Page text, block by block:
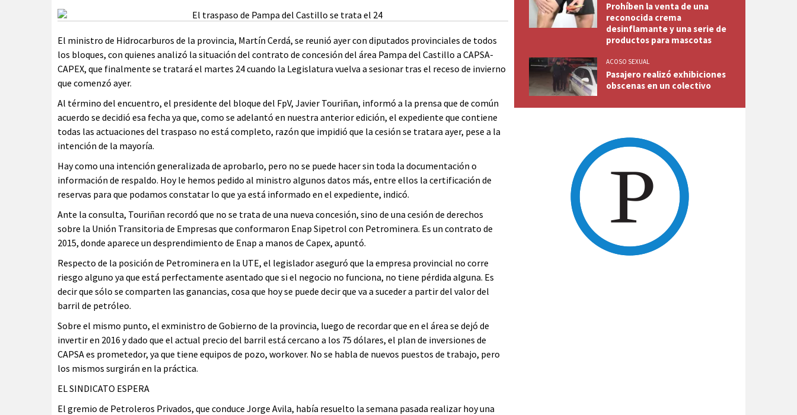
El ministro de Hidrocarburos de la provincia, Martín Cerdá, se reunió ayer con diputados provinciales de todos
los bloques, con quienes analizó la situación del contrato de concesión del área Pampa del Castillo a CAPSA-
CAPEX, que finalmente se tratará el martes 24 cuando la Legislatura vuelva a sesionar tras el receso de invierno
que comenzó ayer.
Al término del encuentro, el presidente del bloque del FpV, Javier Touriñan, informó a la prensa que de común
acuerdo se decidió esa fecha ya que, como se adelantó en nuestra anterior edición, el expediente que contiene
todas las actuaciones del traspaso no está completo, razón que impidió que la cesión se tratara ayer, pese a la
intención de la mayoría.
Hay como una intención generalizada de aprobarlo, pero no se puede hacer sin toda la documentación o
información de respaldo. Hoy le hemos pedido al ministro algunos datos más, entre ellos la certificación de
reservas para que podamos constatar lo que ya está informado en el expediente, indicó.
Ante la consulta, Touriñan recordó que no se trata de una nueva concesión, sino de una cesión de derechos
sobre la Unión Transitoria de Empresas que conformaron Enap Sipetrol con Petrominera. Es un contrato de
2015, donde aparece un desprendimiento de Enap a manos de Capex, apuntó.
Respecto de la posición de Petrominera en la UTE, el legislador aseguró que la empresa provincial no corre
riesgo alguno ya que está perfectamente asentado que si el negocio no funciona, no tiene pérdida alguna. Es
decir que sólo se comparten las ganancias, cosa que hoy se puede decir que va a suceder a partir del valor del
barril de petróleo.
Sobre el mismo punto, el exministro de Gobierno de la provincia, luego de recordar que en el área se dejó de
invertir en 2016 y dado que el actual precio del barril está cercano a los 75 dólares, el plan de inversiones de
CAPSA es prometedor, ya que tiene equipos de pozo, workover. No se habla de nuevos puestos de trabajo, pero
los mismos surgirán en la práctica.
EL SINDICATO ESPERA
El gremio de Petroleros Privados, que conduce Jorge Avila, había resuelto la semana pasada realizar hoy una
Prohíben la venta de una
reconocida crema
desinflamante y una serie de
productos para mascotas
ACOSO SEXUAL
Pasajero realizó exhibiciones
obscenas en un colectivo